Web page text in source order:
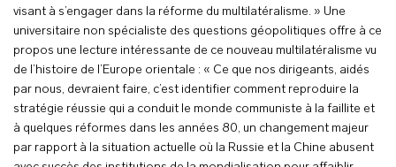
visant à s’engager dans la réforme du multilatéralisme. » Une
universitaire non spécialiste des questions géopolitiques offre à ce
propos une lecture intéressante de ce nouveau multilatéralisme vu
de l’histoire de l’Europe orientale : « Ce que nos dirigeants, aidés
par nous, devraient faire, c’est identifier comment reproduire la
stratégie réussie qui a conduit le monde communiste à la faillite et
à quelques réformes dans les années 80, un changement majeur
par rapport à la situation actuelle où la Russie et la Chine abusent